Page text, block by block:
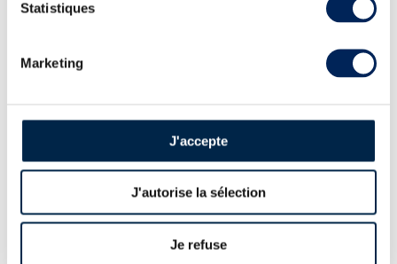
Statistiques
Marketing
J'accepte
J'autorise la sélection
Je refuse
GLENMORANGIE 1972 OF. SINGLE BARREL
LA DISTILLERIE GLENMORANGIE
Propriétaires : LVMH, Diageo.